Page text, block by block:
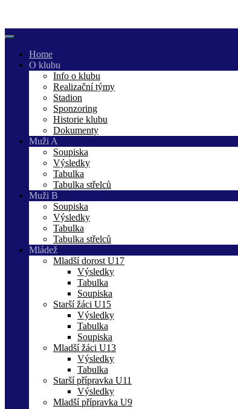
content
Home
O klubu
Info o klubu
Realizační týmy
Stadion
Sponzoring
Historie klubu
Dokumenty
Muži A
Soupiska
Výsledky
Tabulka
Tabulka střelců
Muži B
Soupiska
Výsledky
Tabulka
Tabulka střelců
Mládež
Mladší dorost U17
Výsledky
Tabulka
Soupiska
Starší žáci U15
Výsledky
Tabulka
Soupiska
Mladší žáci U13
Výsledky
Tabulka
Starší přípravka U11
Výsledky
Mladší přípravka U9